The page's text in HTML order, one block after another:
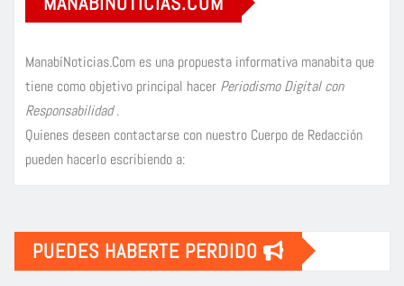
ManabíNoticias.Com es una propuesta informativa manabita que
tiene como objetivo principal hacer Periodismo Digital con
Responsabilidad.
Quienes deseen contactarse con nuestro Cuerpo de Redacción
pueden hacerlo escribiendo a:
PUEDES HABERTE PERDIDO